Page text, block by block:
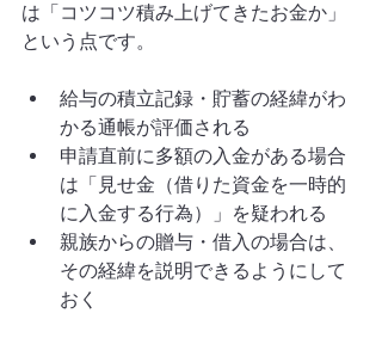
は「コツコツ積み上げてきたお金か」
という点です。
給与の積立記録・貯蓄の経緯がわ
かる通帳が評価される
申請直前に多額の入金がある場合
は「見せ金（借りた資金を一時的
に入金する行為）」を疑われる
親族からの贈与・借入の場合は、
その経緯を説明できるようにして
おく